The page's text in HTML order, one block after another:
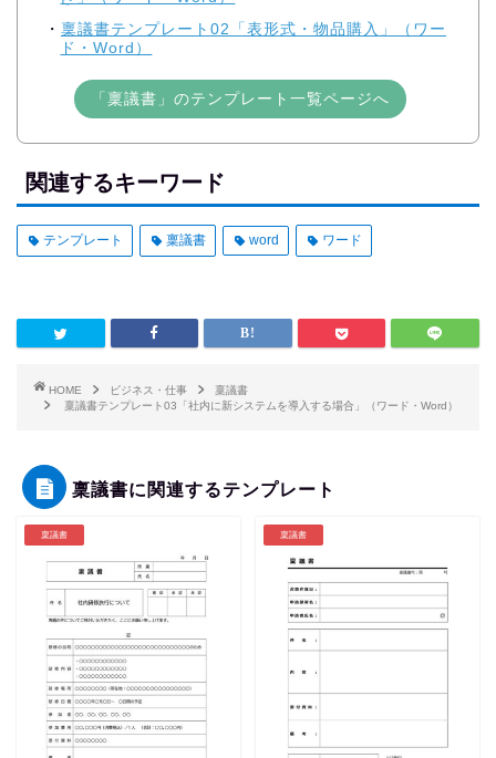
稟議書テンプレート02「表形式・物品購入」（ワー
ド・Word）
「稟議書」のテンプレート一覧ページへ
関連するキーワード
テンプレート 稟議書 word ワード
HOME ビジネス・仕事
稟議書
稟議書テンプレート03「社内に新システムを導入する場合」（ワード・Word）
稟議書に関連するテンプレート
稟議書 稟議書